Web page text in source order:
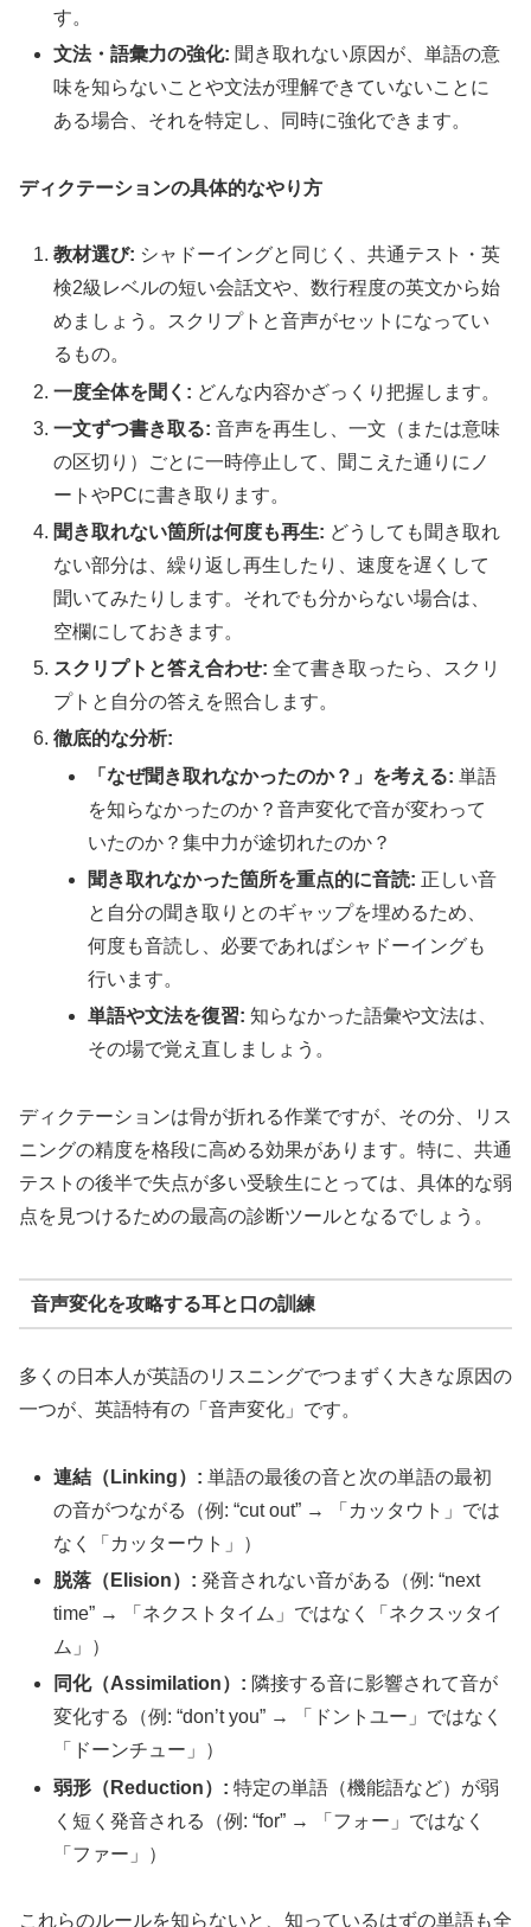
す。
文法・語彙力の強化: 聞き取れない原因が、単語の意
味を知らないことや文法が理解できていないことに
ある場合、それを特定し、同時に強化できます。
ディクテーションの具体的なやり方
教材選び: シャドーイングと同じく、共通テスト・英
検2級レベルの短い会話文や、数行程度の英文から始
めましょう。スクリプトと音声がセットになってい
るもの。
一度全体を聞く: どんな内容かざっくり把握します。
一文ずつ書き取る: 音声を再生し、一文（または意味
の区切り）ごとに一時停止して、聞こえた通りにノ
ートやPCに書き取ります。
聞き取れない箇所は何度も再生: どうしても聞き取れ
ない部分は、繰り返し再生したり、速度を遅くして
聞いてみたりします。それでも分からない場合は、
空欄にしておきます。
スクリプトと答え合わせ: 全て書き取ったら、スクリ
プトと自分の答えを照合します。
徹底的な分析:
「なぜ聞き取れなかったのか？」を考える: 単語
を知らなかったのか？音声変化で音が変わって
いたのか？集中力が途切れたのか？
聞き取れなかった箇所を重点的に音読: 正しい音
と自分の聞き取りとのギャップを埋めるため、
何度も音読し、必要であればシャドーイングも
行います。
単語や文法を復習: 知らなかった語彙や文法は、
その場で覚え直しましょう。
ディクテーションは骨が折れる作業ですが、その分、リス
ニングの精度を格段に高める効果があります。特に、共通
テストの後半で失点が多い受験生にとっては、具体的な弱
点を見つけるための最高の診断ツールとなるでしょう。
音声変化を攻略する耳と口の訓練
多くの日本人が英語のリスニングでつまずく大きな原因の
一つが、英語特有の「音声変化」です。
連結（Linking）: 単語の最後の音と次の単語の最初
の音がつながる（例: “cut out” → 「カッタウト」では
なく「カッターウト」）
脱落（Elision）: 発音されない音がある（例: “next
time” → 「ネクストタイム」ではなく「ネクスッタイ
ム」）
同化（Assimilation）: 隣接する音に影響されて音が
変化する（例: “don’t you” → 「ドントユー」ではなく
「ドーンチュー」）
弱形（Reduction）: 特定の単語（機能語など）が弱
く短く発音される（例: “for” → 「フォー」ではなく
「ファー」）
これらのルールを知らないと、知っているはずの単語も全